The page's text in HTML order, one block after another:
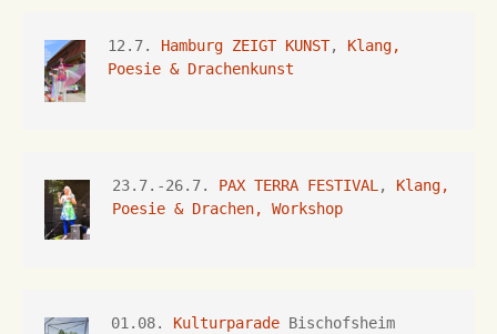
12.7. Hamburg ZEIGT KUNST, Klang,
Poesie & Drachenkunst
23.7.-26.7. PAX TERRA FESTIVAL , Klang,
Poesie & Drachen, Workshop
01.08. Kulturparade